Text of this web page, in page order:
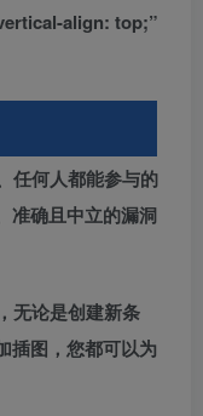
align: top;”
任何人都能参与的
准确且中立的漏洞
无论是创建新条
插图，您都可以为